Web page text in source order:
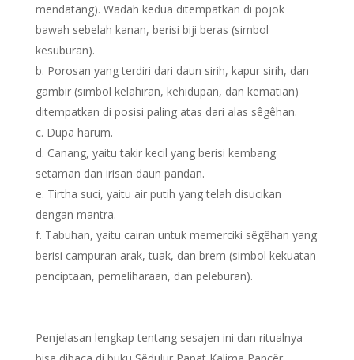
mendatang). Wadah kedua ditempatkan di pojok
bawah sebelah kanan, berisi biji beras (simbol
kesuburan).
b. Porosan yang terdiri dari daun sirih, kapur sirih, dan
gambir (simbol kelahiran, kehidupan, dan kematian)
ditempatkan di posisi paling atas dari alas sêgêhan.
c. Dupa harum.
d. Canang, yaitu takir kecil yang berisi kembang
setaman dan irisan daun pandan.
e. Tirtha suci, yaitu air putih yang telah disucikan
dengan mantra.
f. Tabuhan, yaitu cairan untuk memerciki sêgêhan yang
berisi campuran arak, tuak, dan brem (simbol kekuatan
penciptaan, pemeliharaan, dan peleburan).
Penjelasan lengkap tentang sesajen ini dan ritualnya